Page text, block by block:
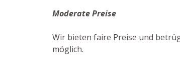
Moderate Preise
Wir bieten faire Preise und
möglich.